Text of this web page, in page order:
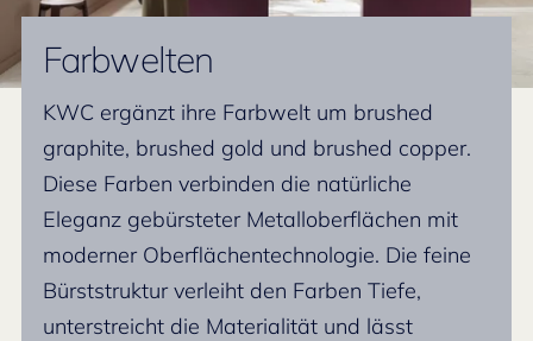
Farbwelten
KWC ergänzt ihre Farbwelt um brushed
graphite, brushed gold und brushed copper.
Diese Farben verbinden die natürliche
Eleganz gebürsteter Metalloberflächen mit
moderner Oberflächentechnologie. Die feine
Bürststruktur verleiht den Farben Tiefe,
unterstreicht die Materialität und lässt